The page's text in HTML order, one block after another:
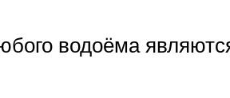
водоёма